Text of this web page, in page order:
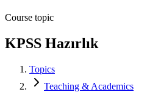
Course topic
KPSS Hazırlık
Topics
Teaching & Academics